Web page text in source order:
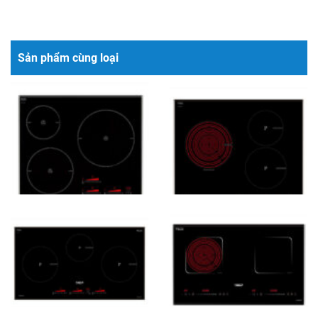
Sản phẩm cùng loại
Bếp điện từ Chef’s EH-
620 x 520 x 60mm
24.500.000 VND
Bếp điện từ Chef’s EH-
MIX545N hỗn hợp
620 x 520 x 60mm
17.990.000 VND